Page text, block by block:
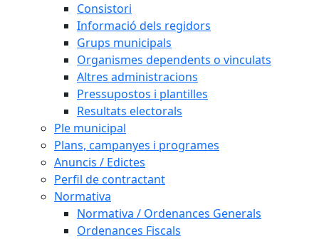
Consistori
Informació dels regidors
Grups municipals
Organismes dependents o vinculats
Altres administracions
Pressupostos i plantilles
Resultats electorals
Ple municipal
Plans, campanyes i programes
Anuncis / Edictes
Perfil de contractant
Normativa
Normativa / Ordenances Generals
Ordenances Fiscals